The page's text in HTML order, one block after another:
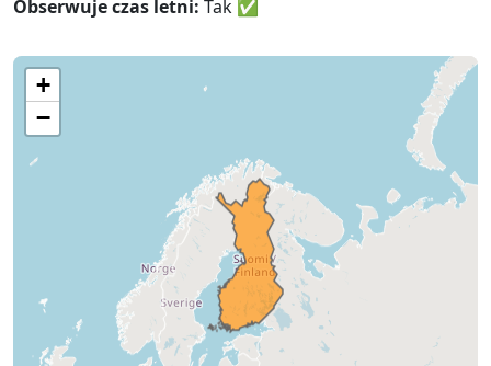
Obserwuje czas letni: Tak ✅
+
−